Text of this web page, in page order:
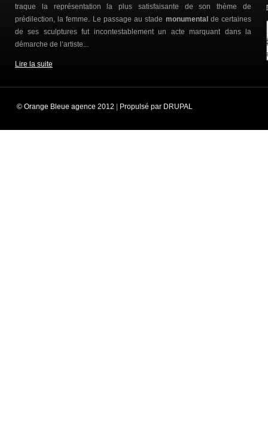
traque la représentation la plus satisfaisante de son thème de
prédilection, la femme. Le passage au stade monumental de certaines
de ses sculptures fut incontestablement un acte marquant dans la
démarche de l’artiste...
Lire la suite
© Orange Bleue agence 2012 | Propulsé par DRUPAL